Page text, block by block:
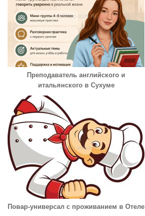
Преподаватель английского и
итальянского в Сухуме
Повар-универсал с проживанием в Отеле